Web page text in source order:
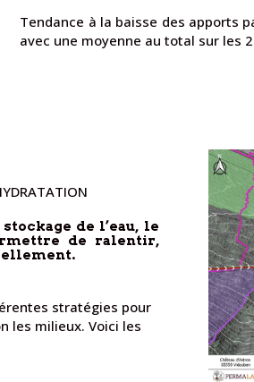
Tendance à la baisse des apports
avec une moyenne au total sur les
de l’eau, le
de ralentir,
stratégies pour
les milieux. Voici les